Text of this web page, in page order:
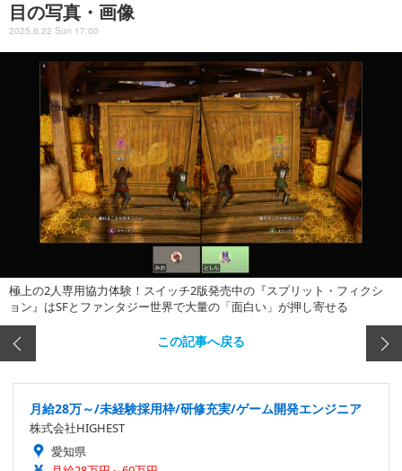
目の写真・画像
2025.6.22 Sun 17:00
極上の2人専用協力体験！スイッチ2版発売中の『スプリット・フィクシ
ョン』はSFとファンタジー世界で大量の「面白い」が押し寄せる
この記事へ戻る
月給28万～/未経験採用枠/研修充実/ゲーム開発エンジニア
株式会社HIGHEST
愛知県